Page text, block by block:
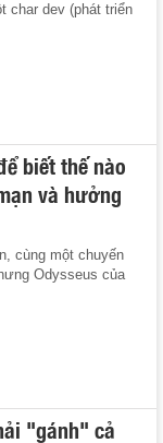
char dev (phát triển
biết thế nào
và hưởng
cùng một chuyến
Odysseus của
"gánh" cả